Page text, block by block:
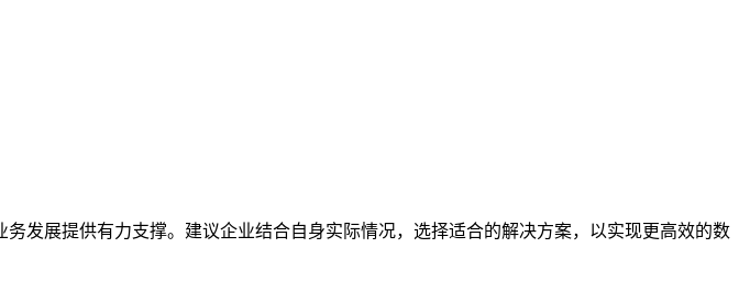
发展提供有力支撑。建议企业结合自身实际情况，选择适合的解决方案，以实现更高效的数